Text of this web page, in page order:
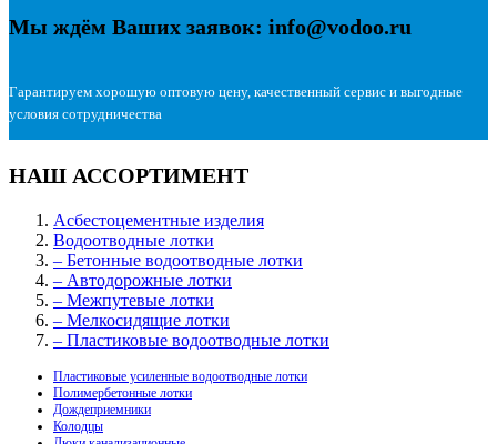
Мы ждём Ваших заявок: info@vodoo.ru
Гарантируем хорошую оптовую цену, качественный сервис и выгодные
условия сотрудничества
НАШ АССОРТИМЕНТ
Асбестоцементные изделия
Водоотводные лотки
– Бетонные водоотводные лотки
– Автодорожные лотки
– Межпутевые лотки
– Мелкосидящие лотки
– Пластиковые водоотводные лотки
Пластиковые усиленные водоотводные лотки
Полимербетонные лотки
Дождеприемники
Колодцы